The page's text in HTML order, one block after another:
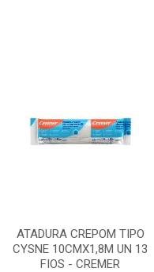
ATADURA CREPOM TIPO
CYSNE 10CMX1,8M UN 13
FIOS - CREMER